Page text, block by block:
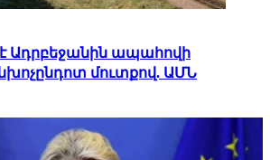
Ադրբեջանին ապահովի
մուտքով. ԱՄՆ